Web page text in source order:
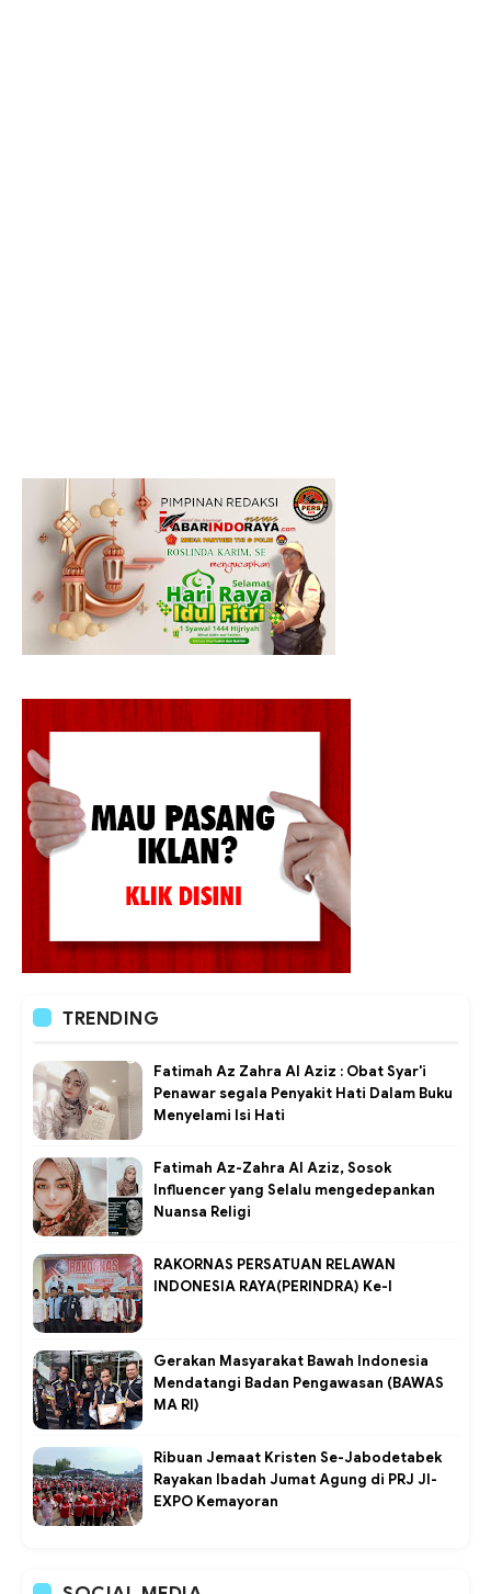
TRENDING
Fatimah Az Zahra Al Aziz : Obat Syar'i
Penawar segala Penyakit Hati Dalam Buku
Menyelami Isi Hati
Fatimah Az-Zahra Al Aziz, Sosok
Influencer yang Selalu mengedepankan
Nuansa Religi
RAKORNAS PERSATUAN RELAWAN
INDONESIA RAYA(PERINDRA) Ke-I
Gerakan Masyarakat Bawah Indonesia
Mendatangi Badan Pengawasan (BAWAS
MA RI)
Ribuan Jemaat Kristen Se-Jabodetabek
Rayakan Ibadah Jumat Agung di PRJ JI-
EXPO Kemayoran